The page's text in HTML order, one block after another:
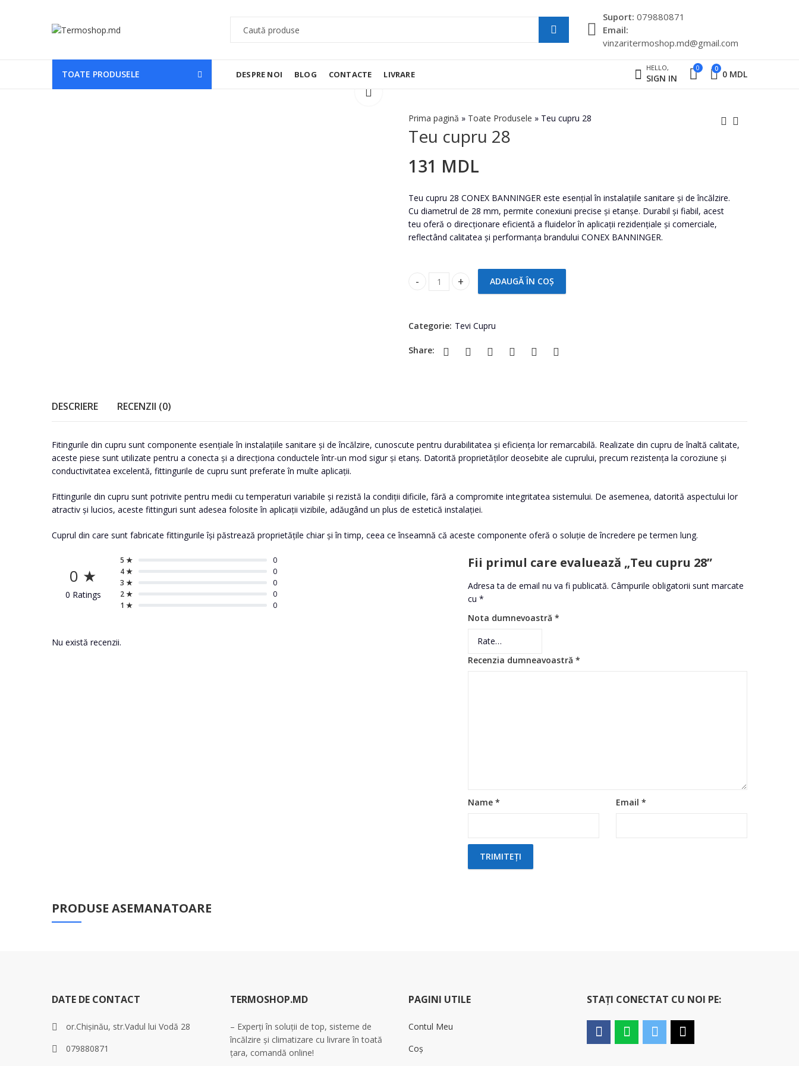
Suport: 079880871
Email:
vinzaritermoshop.md@gmail.com
TOATE PRODUSELE DESPRE NOI BLOG CONTACTE LIVRARE
HELLO,
SIGN IN
0 0 0 MDL
Prima pagină » Toate Produsele » Teu cupru 28
Teu cupru 28
131 MDL
Teu cupru 28 CONEX BANNINGER este esențial în instalațiile sanitare și de încălzire.
Cu diametrul de 28 mm, permite conexiuni precise și etanșe. Durabil și fiabil, acest
teu oferă o direcționare eficientă a fluidelor în aplicații rezidențiale și comerciale,
reflectând calitatea și performanța brandului CONEX BANNINGER.
Teu cupru 28 quantityADAUGĂ ÎN COȘ
Categorie: Tevi Cupru
Share:
DESCRIERE RECENZII (0)
Fitingurile din cupru sunt componente esențiale în instalațiile sanitare și de încălzire, cunoscute pentru durabilitatea și eficiența lor remarcabilă. Realizate din cupru de înaltă calitate,
aceste piese sunt utilizate pentru a conecta și a direcționa conductele într-un mod sigur și etanș. Datorită proprietăților deosebite ale cuprului, precum rezistența la coroziune și
conductivitatea excelentă, fittingurile de cupru sunt preferate în multe aplicații.
Fittingurile din cupru sunt potrivite pentru medii cu temperaturi variabile și rezistă la condiții dificile, fără a compromite integritatea sistemului. De asemenea, datorită aspectului lor
atractiv și lucios, aceste fittinguri sunt adesea folosite în aplicații vizibile, adăugând un plus de estetică instalației.
Cuprul din care sunt fabricate fittingurile își păstrează proprietățile chiar și în timp, ceea ce înseamnă că aceste componente oferă o soluție de încredere pe termen lung.
0 ★
0 Ratings
5 ★
0
4 ★
0
3 ★
0
2 ★
0
1 ★
0
Nu există recenzii.
Fii primul care evaluează „Teu cupru 28”
Adresa ta de email nu va fi publicată. Câmpurile obligatorii sunt marcate
cu *
Nota dumnevoastră *
Recenzia dumneavoastră *
Name * Email *
PRODUSE ASEMANATOARE
DATE DE CONTACT
or.Chișinău, str.Vadul lui Vodă 28
079880871
TERMOSHOP.MD
– Experți în soluții de top, sisteme de
încălzire și climatizare cu livrare în toată
țara, comandă online!
PAGINI UTILE
Contul Meu
Coș
STAȚI CONECTAT CU NOI PE: